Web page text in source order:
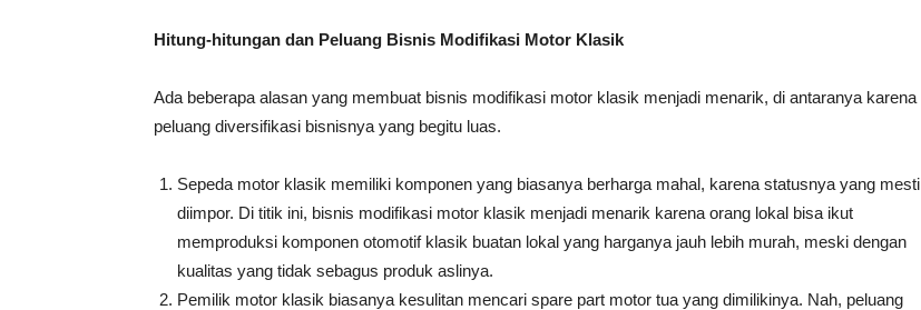
Hitung-hitungan dan Peluang Bisnis Modifikasi Motor Klasik
Ada beberapa alasan yang membuat bisnis modifikasi motor klasik menjadi menarik, di antaranya karena
peluang diversifikasi bisnisnya yang begitu luas.
Sepeda motor klasik memiliki komponen yang biasanya berharga mahal, karena statusnya yang mesti
diimpor. Di titik ini, bisnis modifikasi motor klasik menjadi menarik karena orang lokal bisa ikut
memproduksi komponen otomotif klasik buatan lokal yang harganya jauh lebih murah, meski dengan
kualitas yang tidak sebagus produk aslinya.
Pemilik motor klasik biasanya kesulitan mencari spare part motor tua yang dimilikinya. Nah, peluang